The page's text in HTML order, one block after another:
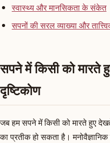
स्वास्थ्य और मानसिकता के संकेत
सपनों की सरल व्याख्या और
सपने में किसी को मारते
दृष्टिकोण
जब हम सपने में किसी को मारते हुए
का प्रतीक हो सकता है।